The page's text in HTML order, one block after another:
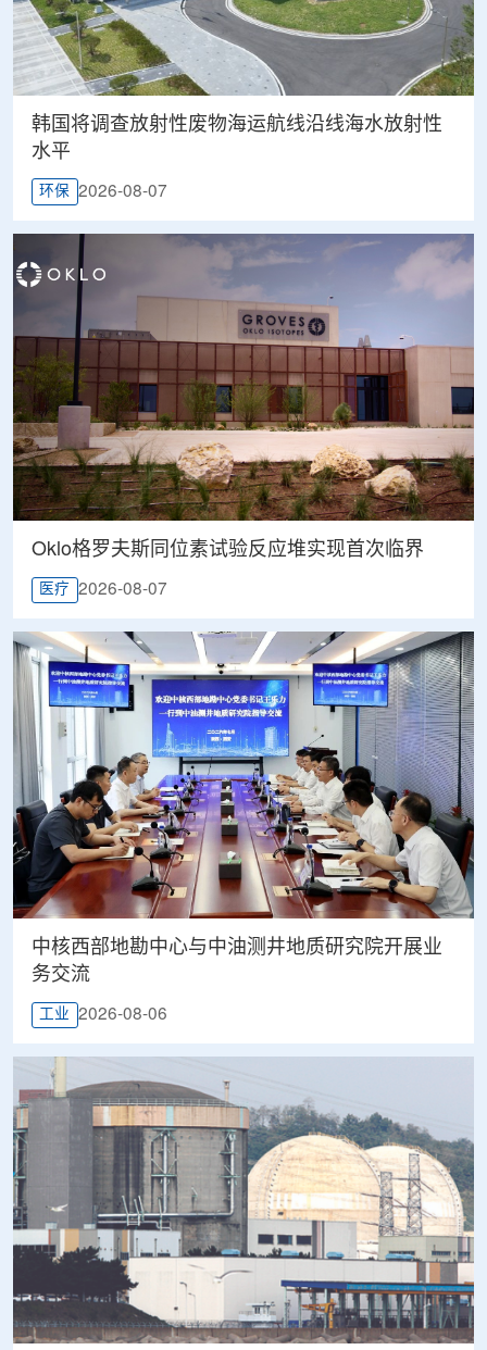
韩国将调查放射性废物海运航线沿线海水放射性
水平
环保 2026-08-07
Oklo格罗夫斯同位素试验反应堆实现首次临界
医疗 2026-08-07
中核西部地勘中心与中油测井地质研究院开展业
务交流
工业 2026-08-06